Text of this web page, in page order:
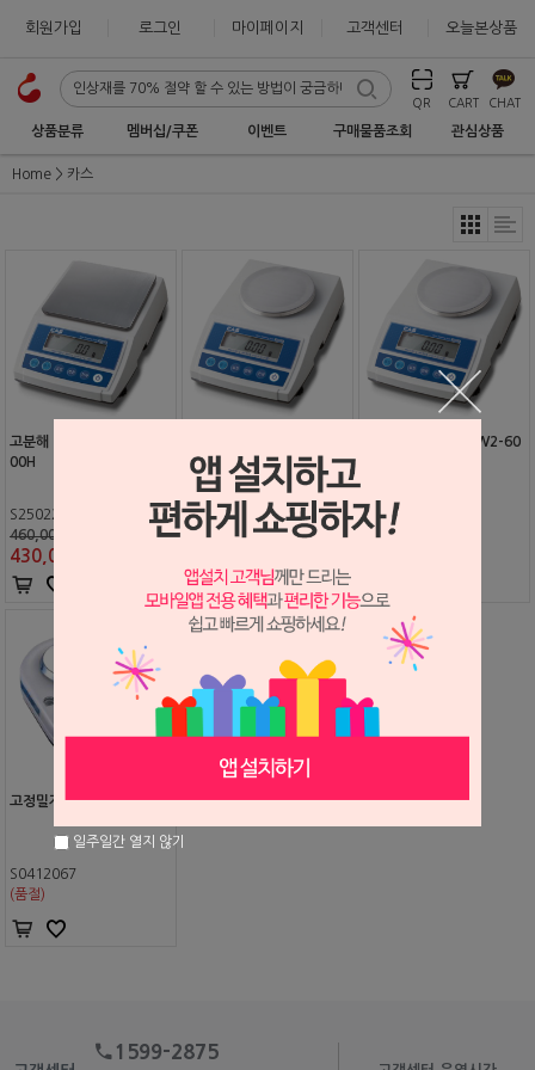
회원가입 로그인 마이페이지 고객센터 오늘본상품
QR CART CHAT
상품분류 멤버십/쿠폰 이벤트 구매물품조회 관심상품
Home 카스
고분해 미량저울 MW2-30
00H
S2502233
460,000원
430,000
0H
S2502234
450,000원
고분해 미량저울 MW2-60
S2502232
450,000원
고정밀저울 MW-2000
S0412067
(품절)
1599-2875
일주일간 열지 않기